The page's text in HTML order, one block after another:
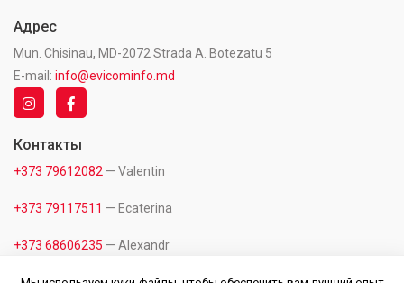
Адрес
Mun. Chisinau, MD-2072 Strada A. Botezatu 5
E-mail: info@evicominfo.md
Контакты
+373 79612082 — Valentin
+373 79117511 — Ecaterina
+373 68606235 — Alexandr